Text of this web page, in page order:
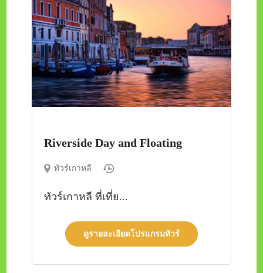
Riverside Day and Floating
ทัวร์เกาหลี
ทัวร์เกาหลี ที่เที่ย...
ดูรายละเอียดโปรแกรมทัวร์